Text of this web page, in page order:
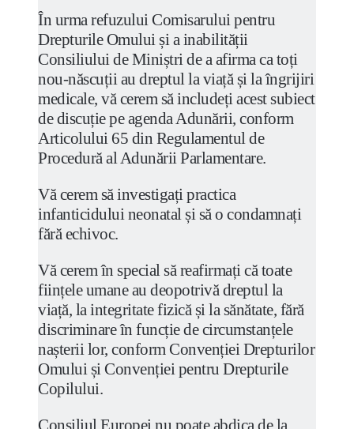
În urma refuzului Comisarului pentru
Drepturile Omului și a inabilității
Consiliului de Miniștri de a afirma ca toți
nou-născuții au dreptul la viață și la îngrijiri
medicale, vă cerem să includeți acest subiect
de discuție pe agenda Adunării, conform
Articolului 65 din Regulamentul de
Procedură al Adunării Parlamentare.
Vă cerem să investigați practica
infanticidului neonatal și să o condamnați
fără echivoc.
Vă cerem în special să reafirmați că toate
ființele umane au deopotrivă dreptul la
viață, la integritate fizică și la sănătate, fără
discriminare în funcție de circumstanțele
nașterii lor, conform Convenției Drepturilor
Omului și Convenției pentru Drepturile
Copilului.